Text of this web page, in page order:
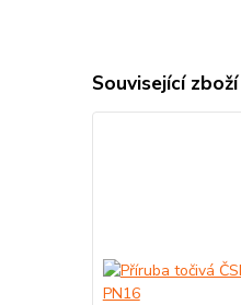
Související zboží